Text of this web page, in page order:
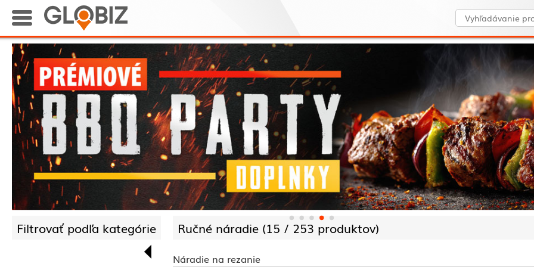
Filtrovať podľa kategórie Ručné náradie (15 / 253 produktov)
Náradie na rezanie